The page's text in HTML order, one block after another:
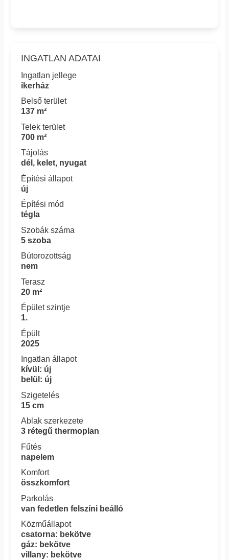
INGATLAN ADATAI
Ingatlan jellege
ikerház
Belső terület
137 m²
Telek terület
700 m²
Tájolás
dél, kelet, nyugat
Építési állapot
új
Építési mód
tégla
Szobák száma
5 szoba
Bútorozottság
nem
Terasz
20 m²
Épület szintje
1.
Épült
2025
Ingatlan állapot
kívül: új
belül: új
Szigetelés
15 cm
Ablak szerkezete
3 rétegű thermoplan
Fűtés
napelem
Komfort
összkomfort
Parkolás
van fedetlen felszíni beálló
Közműállapot
csatorna: bekötve
gáz: bekötve
villany: bekötve